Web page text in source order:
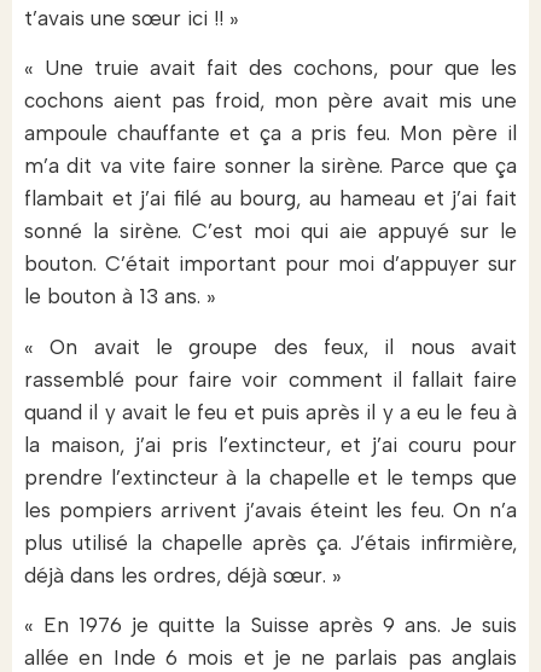
t’avais une sœur ici !! »
« Une truie avait fait des cochons, pour que les
cochons aient pas froid, mon père avait mis une
ampoule chauffante et ça a pris feu. Mon père il
m’a dit va vite faire sonner la sirène. Parce que ça
flambait et j’ai filé au bourg, au hameau et j’ai fait
sonné la sirène. C’est moi qui aie appuyé sur le
bouton. C’était important pour moi d’appuyer sur
le bouton à 13 ans. »
« On avait le groupe des feux, il nous avait
rassemblé pour faire voir comment il fallait faire
quand il y avait le feu et puis après il y a eu le feu à
la maison, j’ai pris l’extincteur, et j’ai couru pour
prendre l’extincteur à la chapelle et le temps que
les pompiers arrivent j’avais éteint les feu. On n’a
plus utilisé la chapelle après ça. J’étais infirmière,
déjà dans les ordres, déjà sœur. »
« En 1976 je quitte la Suisse après 9 ans. Je suis
allée en Inde 6 mois et je ne parlais pas anglais